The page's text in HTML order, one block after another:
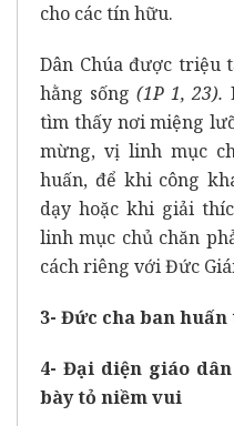
cho các tín hữu.
Dân Chúa được triệu
hằng sống(1P 1, 23).
tìm thấy nơi miệng
mừng, vị linh mục
huấn, để khi công
dạy hoặc khi giải
linh mục chủ chăn
cách riêng với Đức
3- Đức cha ban
4- Đại diện giáo
bày tỏ niềm vui